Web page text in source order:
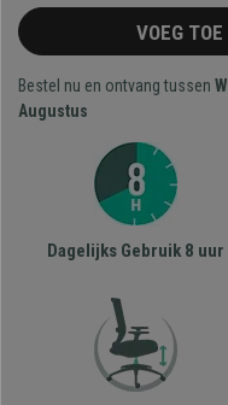
VOEG
Bestel nu en ontvang tussen
Augustus
Dagelijks Gebruik 8 uur